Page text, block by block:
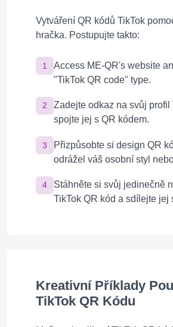
Vytváření QR kódů TikTok
hračka. Postupujte takto:
1
Access ME-QR's website
"TikTok QR code" type.
2
Zadejte odkaz na svůj profil
spojte jej s QR kódem.
3
Přizpůsobte si design QR
odrážel váš osobní styl
4
Stáhněte si svůj jedinečně
TikTok QR kód a sdílejte jej
Kreativní Příklady
TikTok QR Kódu